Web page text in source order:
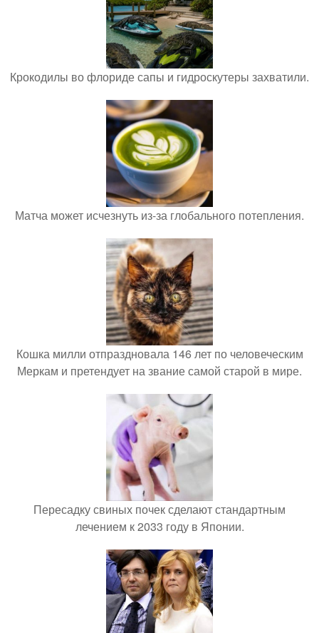
Крокодилы во флориде сапы и гидроскутеры захватили.
Матча может исчезнуть из-за глобального потепления.
Кошка милли отпраздновала 146 лет по человеческим
Меркам и претендует на звание самой старой в мире.
Пересадку свиных почек сделают стандартным
лечением к 2033 году в Японии.